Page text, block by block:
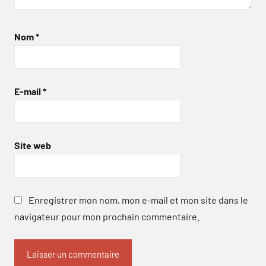
Nom*
E-mail *
Site web
Enregistrer mon nom, mon e-mail et mon site dans le
navigateur pour mon prochain commentaire.